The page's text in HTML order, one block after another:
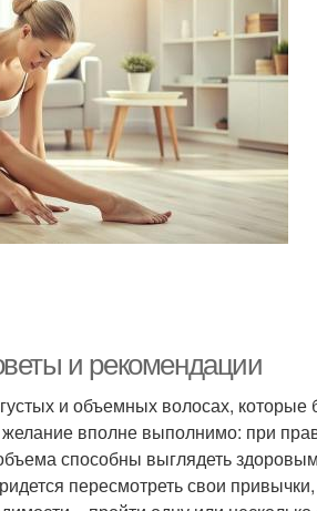
и рекомендации
и объемных волосах,
вполне выполнимо: при
способны выглядеть
пересмотреть свои